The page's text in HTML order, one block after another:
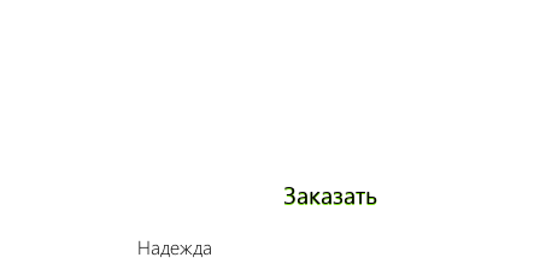
Надежда
Заказать